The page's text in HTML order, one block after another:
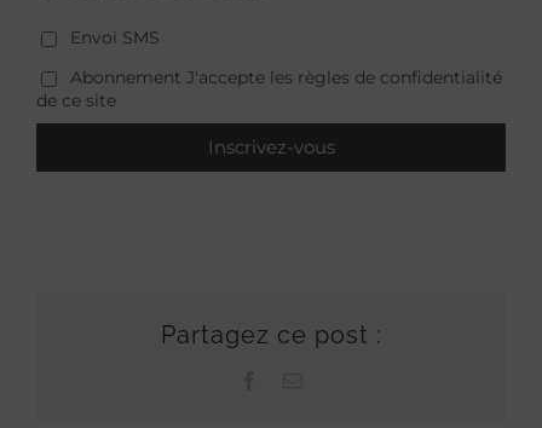
Envoi SMS
Abonnement J'accepte les règles de confidentialité
de ce site
Partagez ce post :